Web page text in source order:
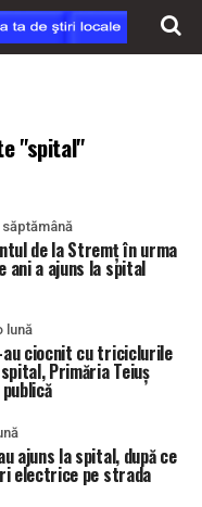
"spital"
de la Stremț în urma
ani a ajuns la spital
lună
au ciocnit cu triciclurile
Primăria Teiuș
ajuns la spital, după ce
electrice pe strada